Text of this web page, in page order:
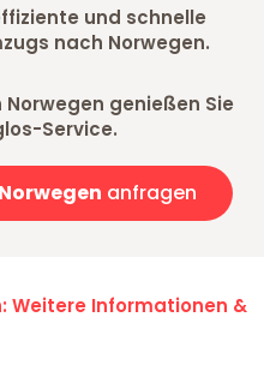
und schnelle
nach Norwegen.
genießen Sie
Service.
anfragen
Weitere Informationen &